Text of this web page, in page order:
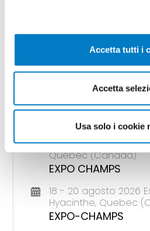
Accetta tutti i
Accetta
Usa solo i cookie
GLI
della
18 - 20 agosto 2026
(Australia)
AGQUIP FIELD DAYS
18 - 20 agosto 2026
Quebec (Canada)
EXPO CHAMPS
18 - 20 agosto 2026
Hyacinthe, Quebec
EXPO-CHAMPS